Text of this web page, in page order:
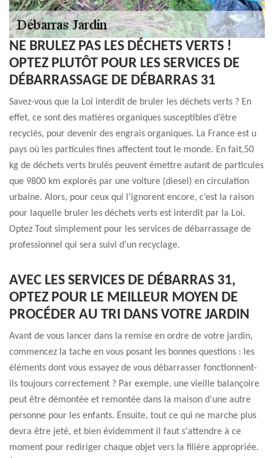
NE BRULEZ PAS LES DÉCHETS VERTS !
OPTEZ PLUTÔT POUR LES SERVICES DE
DÉBARRASSAGE DE DÉBARRAS 31
Savez-vous que la Loi interdit de bruler les déchets verts ? En
effet, ce sont des matières organiques susceptibles d’être
recyclés, pour devenir des engrais organiques. La France est u
pays où les particules fines affectent tout le monde. En fait,50
kg de déchets verts brulés peuvent émettre autant de particules
que 9800 km explorés par une voiture (diesel) en circulation
urbaine. Alors, pour ceux qui l’ignorent encore, c’est la raison
pour laquelle bruler les déchets verts est interdit par la Loi.
Optez Tout simplement pour les services de débarrassage de
professionnel qui sera suivi d’un recyclage.
AVEC LES SERVICES DE DÉBARRAS 31,
OPTEZ POUR LE MEILLEUR MOYEN DE
PROCÉDER AU TRI DANS VOTRE JARDIN
Avant de vous lancer dans la remise en ordre de votre jardin,
commencez la tache en vous posant les bonnes questions : les
éléments dont vous essayez de vous débarrasser fonctionnent-
ils toujours correctement ? Par exemple, une vieille balançoire
peut être démontée et remontée dans la maison d'une autre
personne pour les enfants. Ensuite, tout ce qui ne marche plus
devra être jeté, et bien évidemment il faut s'attendre à ce
moment pour rediriger chaque objet vers la filière appropriée.